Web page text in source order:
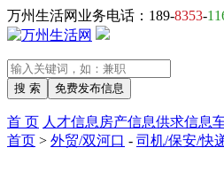
万州生活网业务电话：189-8353-
首 页 人才信息 房产信息供求信息
首页 > 外贸/双河口 - 司机/保安/快